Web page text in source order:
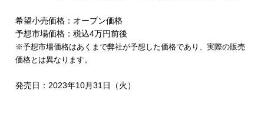
希望小売価格：オープン価格
予想市場価格：税込4万円前後
※予想市場価格はあくまで弊社が予想した価格であり、実際の販売
価格とは異なります。
発売日：2023年10月31日（火）